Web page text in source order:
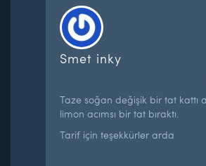
Smet inky
Taze soğan değişik bir tat kattı
limon acımsı bir tat bıraktı.
Tarif için teşekkürler arda